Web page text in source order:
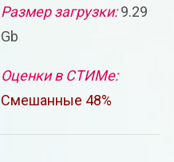
Размер загрузки:9.29
Gb
Оценки в СТИМе:
Смешанные 48%